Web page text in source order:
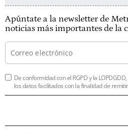
Apúntate a la newsletter de
noticias más importantes de la
De conformidad con el RGPD y la
los datos facilitados con la finalidad de